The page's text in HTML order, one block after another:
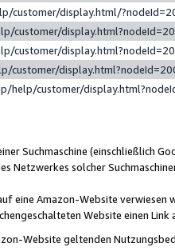
customer/display.html/
customer/
customer/
customer/
help/customer/
Suchmaschine (einschließlich
solcher
eine Amazon-Website
Website einen
Website geltenden